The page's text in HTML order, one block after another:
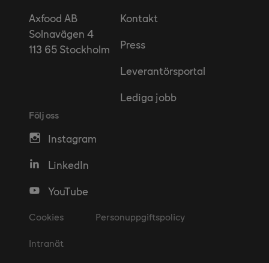
Axfood AB
Solnavägen 4
113 65 Stockholm
Kontakt
Press
Leverantörsportal
Lediga jobb
Följ oss
Instagram
LinkedIn
YouTube
Cookies Personuppgiftspolicy
Intranät